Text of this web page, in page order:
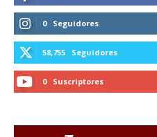
0 Seguidores
58,755 Seguidores
0 Suscriptores